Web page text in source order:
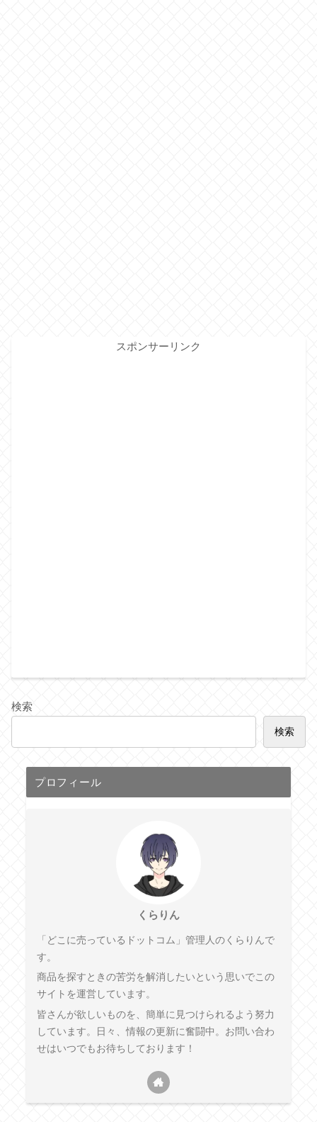
スポンサーリンク
検索
検索
プロフィール
くらりん
「どこに売っているドットコム」管理人のくらりんで
す。
商品を探すときの苦労を解消したいという思いでこの
サイトを運営しています。
皆さんが欲しいものを、簡単に見つけられるよう努力
しています。日々、情報の更新に奮闘中。お問い合わ
せはいつでもお待ちしております！